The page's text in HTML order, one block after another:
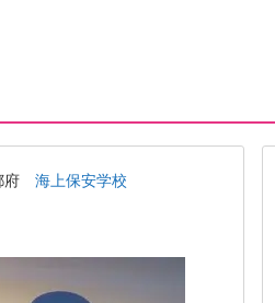
府 海上保安学校